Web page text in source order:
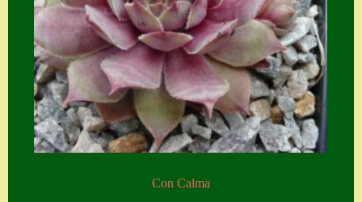
Hostas
Impressum
Kasse
Kontakt
Mein Konto
Con Calma